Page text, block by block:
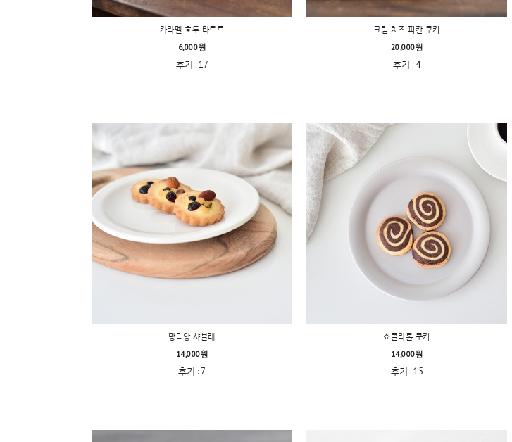
카라멜 호두 타르트
6,000원
후기 : 17
크림 치즈 피칸 쿠키
20,000원
후기 : 4
망디앙 샤블레
14,000원
후기 : 7
쇼콜라롤 쿠키
14,000원
후기 : 15